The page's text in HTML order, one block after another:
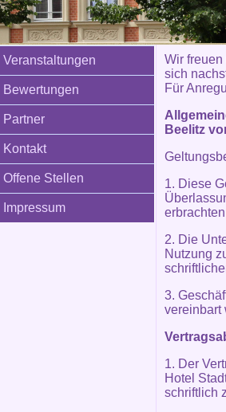
Veranstaltungen
Bewertungen
Partner
Kontakt
Offene Stellen
Impressum
Wir
sich
Für
Beelitz
1. Diese
2. Die
Nutzung
3.
vereinbart
1. Der
Hotel
schriftlich